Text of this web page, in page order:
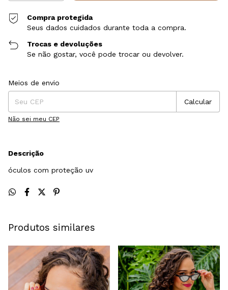
Compra protegida
Seus dados cuidados durante toda a compra.
Trocas e devoluções
Se não gostar, você pode trocar ou devolver.
Entregas para o CEP:
Meios de envio
Calcular
Não sei meu CEP
Descrição
óculos com proteção uv
Produtos similares